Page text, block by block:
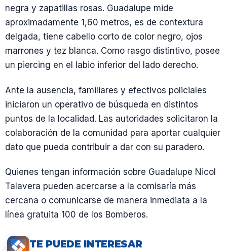
negra y zapatillas rosas. Guadalupe mide
aproximadamente 1,60 metros, es de contextura
delgada, tiene cabello corto de color negro, ojos
marrones y tez blanca. Como rasgo distintivo, posee
un piercing en el labio inferior del lado derecho.
Ante la ausencia, familiares y efectivos policiales
iniciaron un operativo de búsqueda en distintos
puntos de la localidad. Las autoridades solicitaron la
colaboración de la comunidad para aportar cualquier
dato que pueda contribuir a dar con su paradero.
Quienes tengan información sobre Guadalupe Nicol
Talavera pueden acercarse a la comisaría más
cercana o comunicarse de manera inmediata a la
línea gratuita 100 de los Bomberos.
TE PUEDE INTERESAR